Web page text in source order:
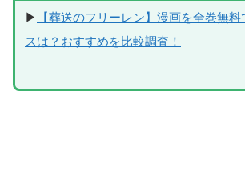
▶
【葬送のフリーレン】漫画を全巻無
スは？おすすめを比較調査！